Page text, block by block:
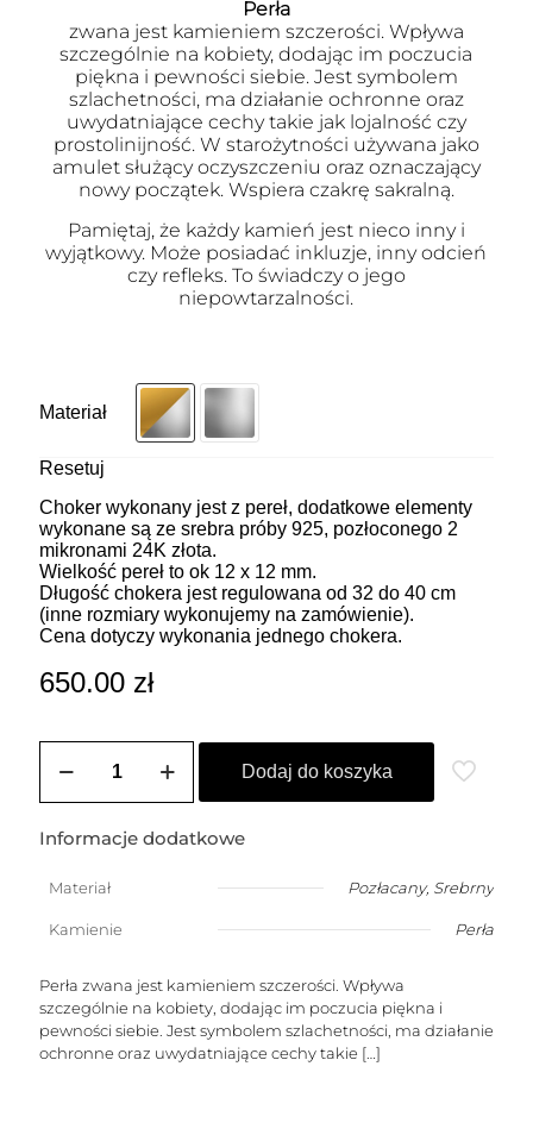
Perła
zwana jest kamieniem szczerości. Wpływa
szczególnie na kobiety, dodając im poczucia
piękna i pewności siebie. Jest symbolem
szlachetności, ma działanie ochronne oraz
uwydatniające cechy takie jak lojalność czy
prostolinijność. W starożytności używana jako
amulet służący oczyszczeniu oraz oznaczający
nowy początek. Wspiera czakrę sakralną.
Pamiętaj, że każdy kamień jest nieco inny i
wyjątkowy. Może posiadać inkluzje, inny odcień
czy refleks. To świadczy o jego
niepowtarzalności.
Materiał
Resetuj
Choker wykonany jest z pereł, dodatkowe elementy
wykonane są ze srebra próby 925, pozłoconego 2
mikronami 24K złota.
Wielkość pereł to ok 12 x 12 mm.
Długość chokera jest regulowana od 32 do 40 cm
(inne rozmiary wykonujemy na zamówienie).
Cena dotyczy wykonania jednego chokera.
650.00 zł
Choker
Dodaj do koszyka
Informacje dodatkowe
Materiał Pozłacany, Srebrny
Kamienie Perła
Perła zwana jest kamieniem szczerości. Wpływa
szczególnie na kobiety, dodając im poczucia piękna i
pewności siebie. Jest symbolem szlachetności, ma działanie
ochronne oraz uwydatniające cechy takie […]